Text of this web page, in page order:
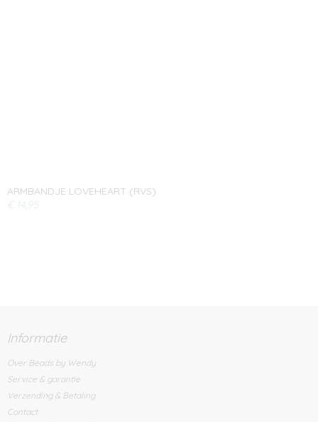
ARMBANDJE LOVEHEART (RVS)
€ 14,95
Informatie
Over Beads by Wendy
Service & garantie
Verzending & Betaling
Contact